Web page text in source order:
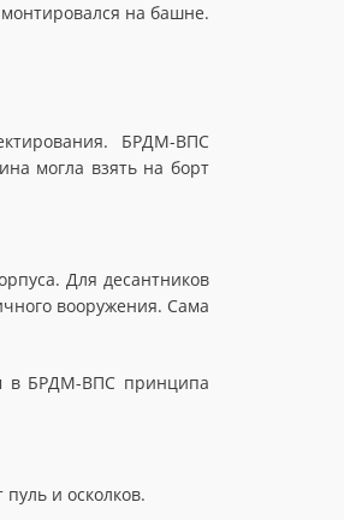
на башне.
БРДМ-ВПС
могла взять на борт
Для десантников
вооружения. Сама
в БРДМ-ВПС принципа
и осколков.